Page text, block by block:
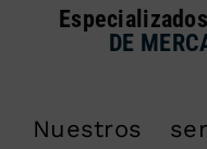
DE
Nuestros